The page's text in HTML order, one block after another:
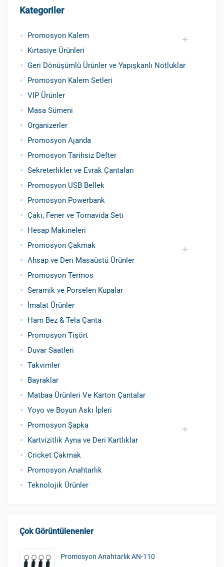
Kategoriler
Promosyon Kalem
Promosyon Metal Kalem
Promosyon Roller Kalem
Promosyon Dokunmatik Kalem
Promosyon Plastik Kalem
Geri Dönüşümlü ve Tohumlu Kalemler
Promosyon Fosforlu Kalem
Kursun Kalemler
Kırtasiye Ürünleri
Geri Dönüşümlü Ürünler ve Yapışkanlı Notluklar
Promosyon Kalem Setleri
VIP Ürünler
Masa Sümeni
Organizerler
Promosyon Ajanda
Promosyon Tarihsiz Defter
Sekreterlikler ve Evrak Çantaları
Promosyon USB Bellek
Promosyon Powerbank
Çakı, Fener ve Tornavida Seti
Hesap Makineleri
Promosyon Çakmak
Siboplu Çakmak
Manyetolu Çakmak
Ahsap ve Deri Masaüstü Ürünler
Promosyon Termos
Seramik ve Porselen Kupalar
İmalat Ürünler
Ham Bez & Tela Çanta
Promosyon Tişört
Duvar Saatleri
Takvimler
Bayraklar
Matbaa Ürünleri Ve Karton Çantalar
Yoyo ve Boyun Askı İpleri
Promosyon Şapka
Pamuklu Şapka
Polyester Şapka
Baskılı Şapka Toptan
Kartvizitlik Ayna ve Deri Kartlıklar
Cricket Çakmak
Promosyon Anahtarlık
Teknolojik Ürünler
Çok Görüntülenenler
Promosyon Anahtarlık AN-110